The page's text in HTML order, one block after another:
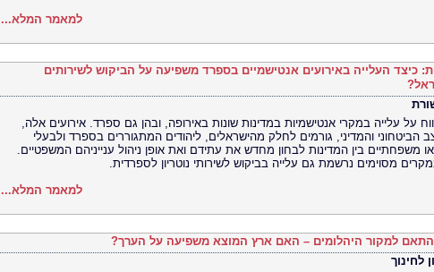
למאמר המלא...
כיצד העלייה באירועים אנטישמיים בספרד משפיעה על הביקוש לשירותים
על עלייה במקרי אנטישמיות במדינות שונות באירופה, ובהן גם ספרד. אירועים אלה,
הביטחוני והמדיני, גורמים לחלק מהישראלים, ליהודים המתגוררים בספרד ולבעלי
משפחתיים בין המדינות לבחון מחדש את עתידם ואת אופן ניהול ענייניהם המשפטיים.
מסוימים נרשמת גם עלייה בביקוש לשירותי נוטריון לספרדית.
למאמר המלא...
בהתאם למקור היהלומים – האם ארץ המוצא משפיעה על הערך?
לחינוך